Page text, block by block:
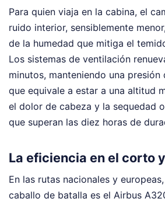
Para quien viaja en la cabina, el
ruido interior, sensiblemente
de la humedad que mitiga el
Los sistemas de ventilación
minutos, manteniendo una presión
que equivale a estar a una altitud
el dolor de cabeza y la sequedad
que superan las diez horas de
La eficiencia en el corto
En las rutas nacionales y
caballo de batalla es el Airbus